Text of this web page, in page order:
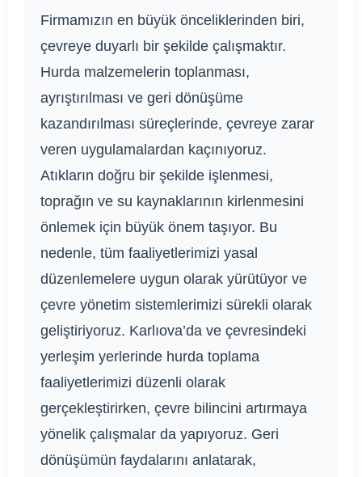
Firmamızın en büyük önceliklerinden biri,
çevreye duyarlı bir şekilde çalışmaktır.
Hurda malzemelerin toplanması,
ayrıştırılması ve geri dönüşüme
kazandırılması süreçlerinde, çevreye zarar
veren uygulamalardan kaçınıyoruz.
Atıkların doğru bir şekilde işlenmesi,
toprağın ve su kaynaklarının kirlenmesini
önlemek için büyük önem taşıyor. Bu
nedenle, tüm faaliyetlerimizi yasal
düzenlemelere uygun olarak yürütüyor ve
çevre yönetim sistemlerimizi sürekli olarak
geliştiriyoruz. Karlıova’da ve çevresindeki
yerleşim yerlerinde hurda toplama
faaliyetlerimizi düzenli olarak
gerçekleştirirken, çevre bilincini artırmaya
yönelik çalışmalar da yapıyoruz. Geri
dönüşümün faydalarını anlatarak,